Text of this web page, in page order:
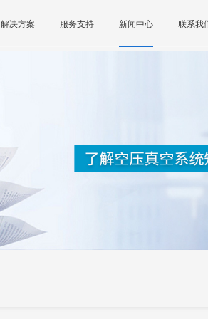
解决方案 服务支持 新闻中心 联系我